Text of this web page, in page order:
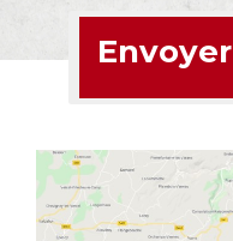
Envoyer